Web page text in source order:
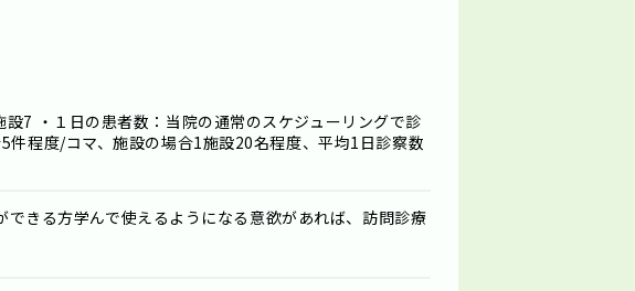
設7 ・１日の患者数：当院の通常のスケジューリングで診
件程度/コマ、施設の場合1施設20名程度、平均1日診察数
きる方学んで使えるようになる意欲があれば、訪問診療